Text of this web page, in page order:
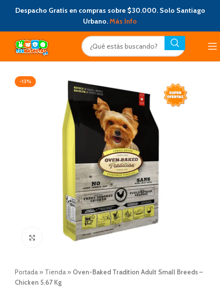
Despacho Gratis en compras sobre $30.000. Solo Santiago
Urbano.Más Info
-13%
Click to enlarge
Portada » Tienda » Oven-Baked Tradition Adult Small Breeds –
Chicken 5.67 Kg